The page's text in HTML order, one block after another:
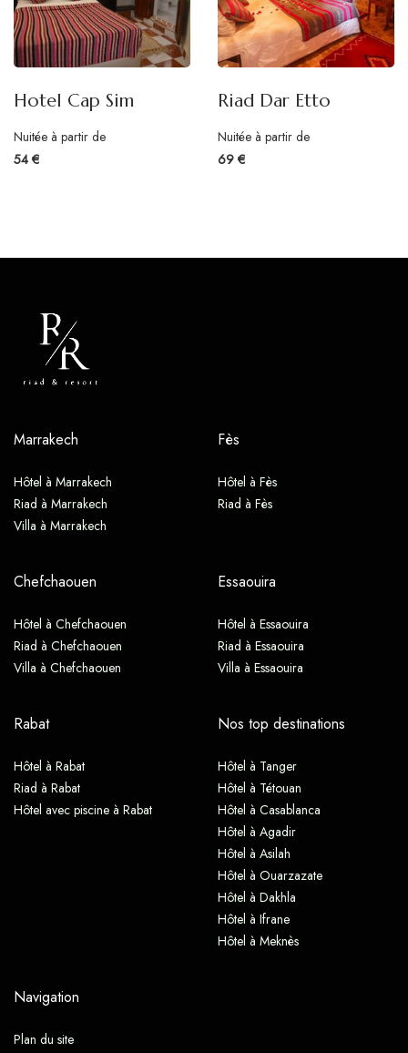
Hotel Cap Sim
Nuitée à partir de
54 €
Riad Dar Etto
Nuitée à partir de
69 €
Marrakech
Hôtel à Marrakech
Riad à Marrakech
Villa à Marrakech
Fès
Hôtel à Fès
Riad à Fès
Chefchaouen
Hôtel à Chefchaouen
Riad à Chefchaouen
Villa à Chefchaouen
Essaouira
Hôtel à Essaouira
Riad à Essaouira
Villa à Essaouira
Rabat
Hôtel à Rabat
Riad à Rabat
Hôtel avec piscine à Rabat
Nos top destinations
Hôtel à Tanger
Hôtel à Tétouan
Hôtel à Casablanca
Hôtel à Agadir
Hôtel à Asilah
Hôtel à Ouarzazate
Hôtel à Dakhla
Hôtel à Ifrane
Hôtel à Meknès
Navigation
Plan du site